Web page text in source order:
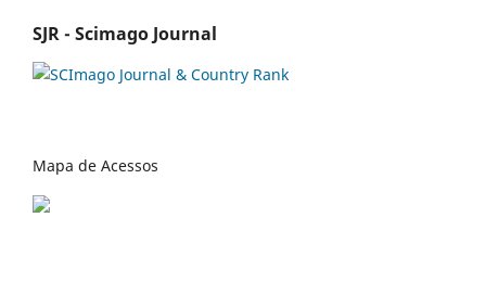
SJR - Scimago Journal
Mapa de Acessos